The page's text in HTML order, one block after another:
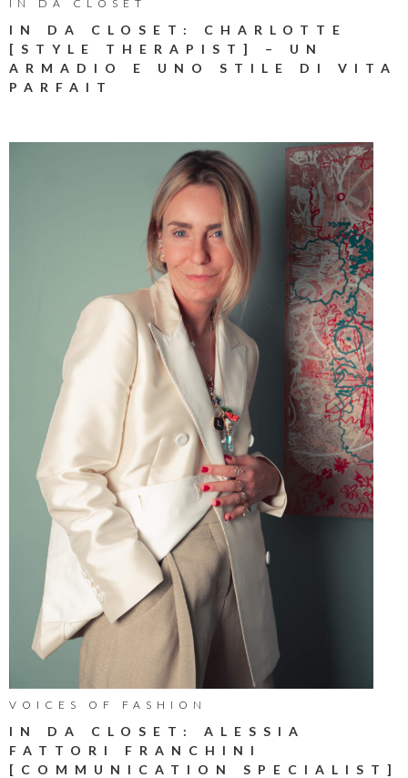
IN DA CLOSET
IN DA CLOSET: CHARLOTTE
[STYLE THERAPIST] – UN
ARMADIO E UNO STILE DI VITA
PARFAIT
VOICES OF FASHION
IN DA CLOSET: ALESSIA
FATTORI FRANCHINI
[COMMUNICATION SPECIALIST]